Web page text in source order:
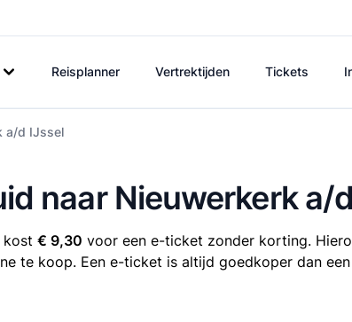
Reisplanner Vertrektijden Tickets
a/d IJssel
naar Nieuwerkerk a/
kost € 9,30 voor een e-ticket zonder korting.
te koop. Een e-ticket is altijd goedkoper dan